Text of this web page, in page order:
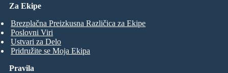
Za Ekipe
Brezplačna Preizkusna Različica za Ekipe
Poslovni Viri
Ustvari za Delo
Pridružite se Moja Ekipa
Pravila